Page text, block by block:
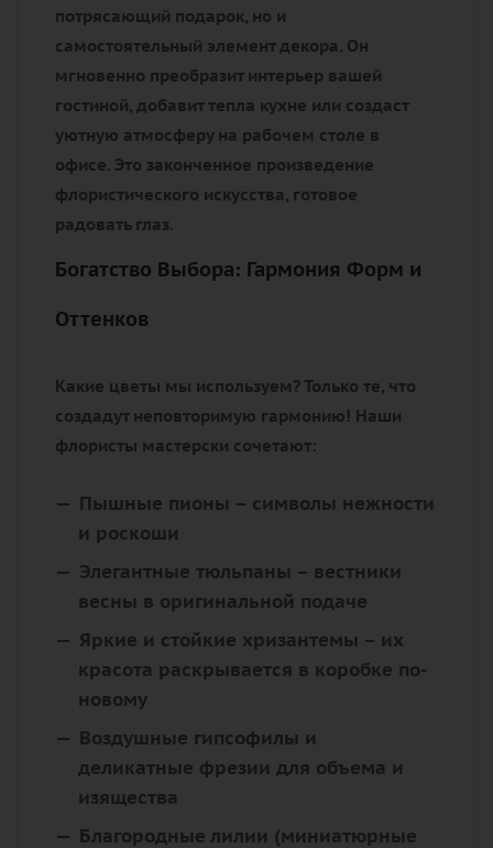
потрясающий подарок, но и
самостоятельный элемент декора. Он
мгновенно преобразит интерьер вашей
гостиной, добавит тепла кухне или создаст
уютную атмосферу на рабочем столе в
офисе. Это законченное произведение
флористического искусства, готовое
радовать глаз.
Богатство Выбора: Гармония Форм и
Оттенков
Какие цветы мы используем? Только те, что
создадут неповторимую гармонию! Наши
флористы мастерски сочетают:
Пышные пионы – символы нежности
и роскоши
Элегантные тюльпаны – вестники
весны в оригинальной подаче
Яркие и стойкие хризантемы – их
красота раскрывается в коробке по-
новому
Воздушные гипсофилы и
деликатные фрезии для объема и
изящества
Благородные лилии (миниатюрные